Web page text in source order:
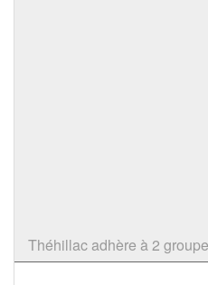
Théhillac adhère à 2